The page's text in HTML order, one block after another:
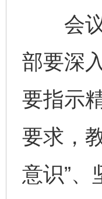
会议
部要深
要指示
要求，
意识”、